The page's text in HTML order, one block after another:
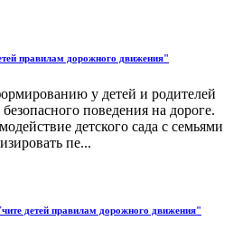
правилам дорожного движения"
у детей и родителей
поведения на дороге.
детского сада с семьями
пе...
детей правилам дорожного движения"